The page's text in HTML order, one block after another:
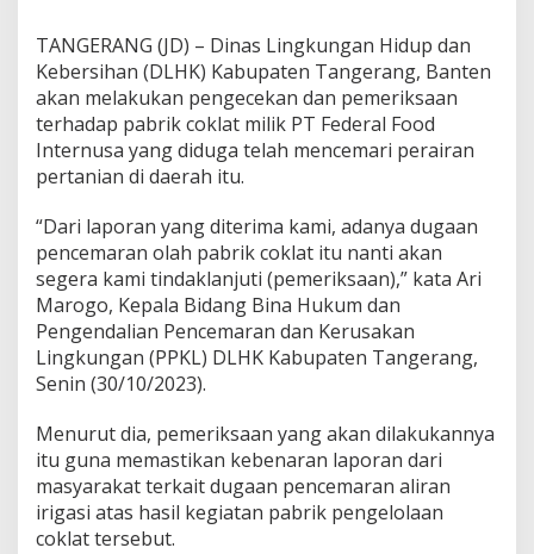
a
t
d
i
C
i
k
p
a
TANGERANG (JD) – Dinas Lingkungan Hidup dan
Kebersihan (DLHK) Kabupaten Tangerang, Banten
akan melakukan pengecekan dan pemeriksaan
terhadap pabrik coklat milik PT Federal Food
Internusa yang diduga telah mencemari perairan
pertanian di daerah itu.
“Dari laporan yang diterima kami, adanya dugaan
pencemaran olah pabrik coklat itu nanti akan
segera kami tindaklanjuti (pemeriksaan),” kata Ari
Marogo, Kepala Bidang Bina Hukum dan
Pengendalian Pencemaran dan Kerusakan
Lingkungan (PPKL) DLHK Kabupaten Tangerang,
Senin (30/10/2023).
Menurut dia, pemeriksaan yang akan dilakukannya
itu guna memastikan kebenaran laporan dari
masyarakat terkait dugaan pencemaran aliran
irigasi atas hasil kegiatan pabrik pengelolaan
coklat tersebut.